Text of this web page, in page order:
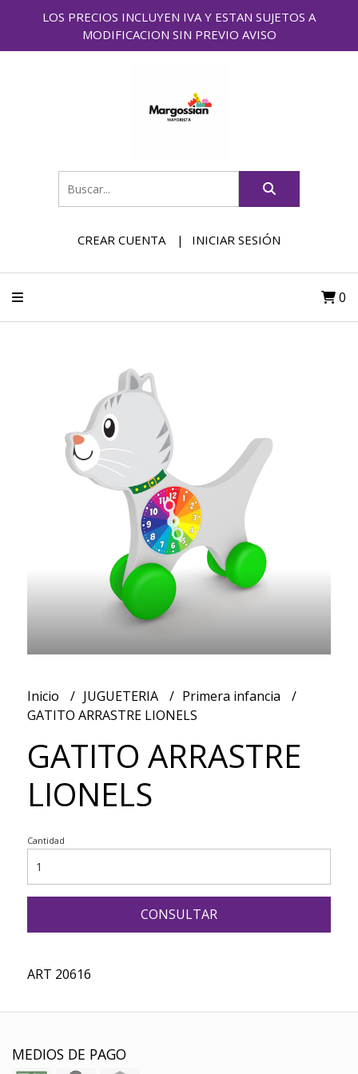
LOS PRECIOS INCLUYEN IVA Y ESTAN SUJETOS A
MODIFICACION SIN PREVIO AVISO
CREAR CUENTA INICIAR SESIÓN
0
Inicio JUGUETERIA
Primera infancia
GATITO ARRASTRE LIONELS
GATITO ARRASTRE
LIONELS
Cantidad
CONSULTAR
ART 20616
MEDIOS DE PAGO